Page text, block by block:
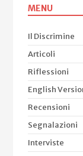
MENU
Il Discrimine
Articoli
Riflessioni
English
Recensioni
Segnalazioni
Interviste